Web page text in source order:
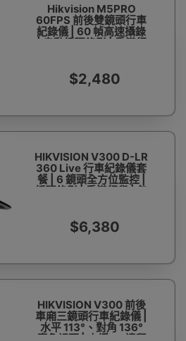
Hikvision M5PRO
60FPS 前後雙鏡頭行車
紀錄儀 | 60 幀高速攝錄
| 自動循環錄影 | 香港行
$2,480
HIKVISION V300 D-LR
360 Live 行車紀錄儀套
餐 | 6 鏡頭全方位監控 |
循環錄影 | 香港行貨 | 包
$6,380
HIKVISION V300 前後
車廂三鏡頭行車紀錄儀 |
水平 113°、對角 136°